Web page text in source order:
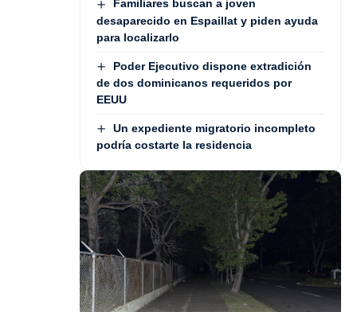
Familiares buscan a joven
desaparecido en Espaillat y piden ayuda
para localizarlo
Poder Ejecutivo dispone extradición
de dos dominicanos requeridos por
EEUU
Un expediente migratorio incompleto
podría costarte la residencia